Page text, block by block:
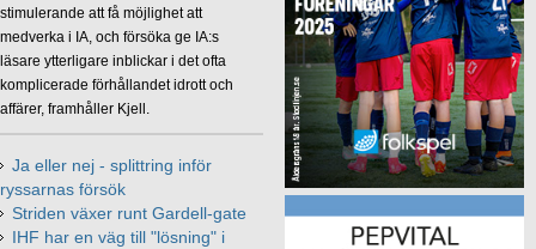
stimulerande att få möjlighet att
medverka i IA, och försöka ge IA:s
läsare ytterligare inblickar i det ofta
komplicerade förhållandet idrott och
affärer, framhåller Kjell.
Ja eller nej - splittring inför
ryssarnas försök
Striden växer runt Gardell-gate
IHF har en väg till "lösning" i